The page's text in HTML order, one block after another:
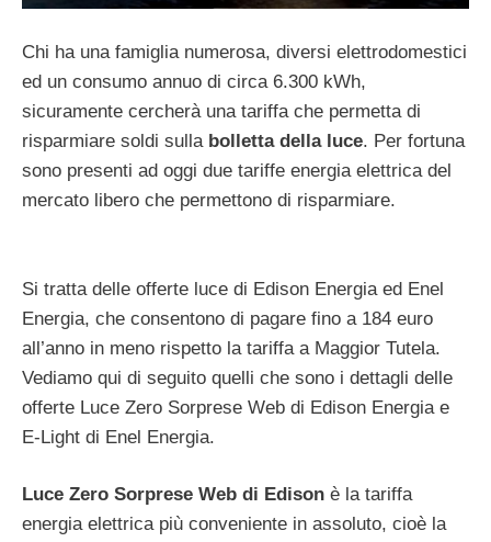
Chi ha una famiglia numerosa, diversi elettrodomestici
ed un consumo annuo di circa 6.300 kWh,
sicuramente cercherà una tariffa che permetta di
risparmiare soldi sulla bolletta della luce. Per fortuna
sono presenti ad oggi due tariffe energia elettrica del
mercato libero che permettono di risparmiare.
Si tratta delle offerte luce di Edison Energia ed Enel
Energia, che consentono di pagare fino a 184 euro
all’anno in meno rispetto la tariffa a Maggior Tutela.
Vediamo qui di seguito quelli che sono i dettagli delle
offerte Luce Zero Sorprese Web di Edison Energia e
E-Light di Enel Energia.
Luce Zero Sorprese Web di Edison è la tariffa
energia elettrica più conveniente in assoluto, cioè la